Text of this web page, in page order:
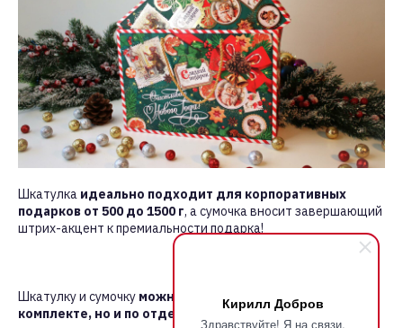
Кирилл Добров
Здравствуйте! Я на связи,
Шкатулка идеально подходит для корпоративных
подарков от 500 до 1500 г, а сумочка вносит завершающий
штрих-акцент к премиальности подарка!
Шкатулку и сумочку можно приобрести не только в
комплекте, но и по отдельности, так как каждая из них,